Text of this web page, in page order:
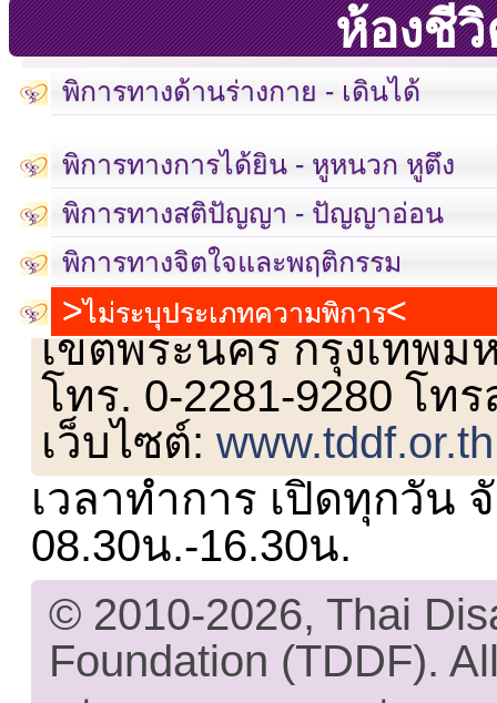
ห้องชี
พิการทางด้านร่างกาย - เดินได้
พิการทางการได้ยิน - หูหนวก หูตึง
พิการทางสติปัญญา - ปัญญาอ่อน
พิการทางจิตใจและพฤติกรรม
ไม่ระบุประเภทความพิการ
เลขที่ 23 ชั้น 2 ถนนวิ
เขตพระนคร กรุงเทพม
โทร. 0-2281-9280 โท
เว็บไซต์:www.tddf.or.th
เวลาทำการ เปิดทุกวัน
08.30น.-16.30น.
© 2010-2026, Thai
Foundation (TDDF).